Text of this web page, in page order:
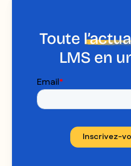
Toute
LMS en